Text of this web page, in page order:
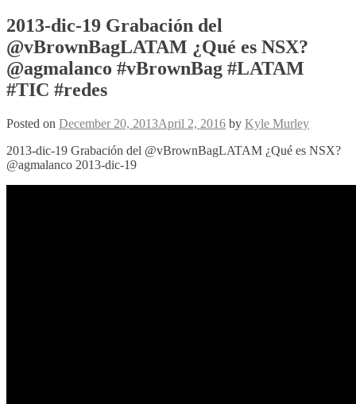
2013-dic-19 Grabación del
@vBrownBagLATAM ¿Qué es NSX?
@agmalanco #vBrownBag #LATAM
#TIC #redes
Posted on December 20, 2013April 2, 2016 by Kyle Murley
2013-dic-19 Grabación del @vBrownBagLATAM ¿Qué es NSX?
@agmalanco 2013-dic-19